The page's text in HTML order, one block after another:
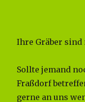
Ihre Gräber sind
Sollte jemand
Fraßdorf
gerne an uns